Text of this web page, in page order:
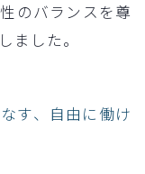
のバランスを尊
ました。
す、自由に働け